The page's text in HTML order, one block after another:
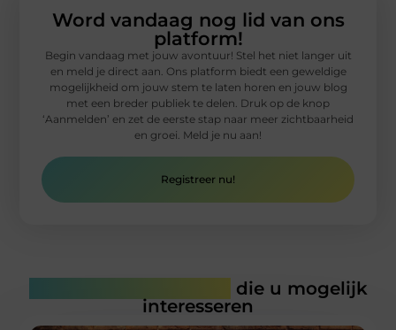
Word vandaag nog lid van ons
platform!
Begin vandaag met jouw avontuur! Stel het niet langer uit
en meld je direct aan. Ons platform biedt een geweldige
mogelijkheid om jouw stem te laten horen en jouw blog
met een breder publiek te delen. Druk op de knop
‘Aanmelden’ en zet de eerste stap naar meer zichtbaarheid
en groei. Meld je nu aan!
Registreer nu!
die u mogelijk
interesseren